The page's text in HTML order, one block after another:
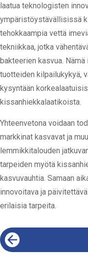
laatua teknologisten
ympäristöystävällisissä
tehokkaampia vettä
tekniikkaa, jotka
bakteerien kasvua.
tuotteiden kilpailukykyä,
kysyntään
kissanhiekkalaatikoista.
Yhteenvetona voidaan
markkinat kasvavat ja
lemmikkitalouden
tarpeiden myötä
kasvuvauhtia. Samaan
innovoitava ja
erilaisia tarpeita.